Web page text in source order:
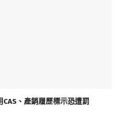
、產銷履歷標示恐遭罰